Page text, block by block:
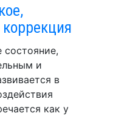
состояние,
и
в
как у